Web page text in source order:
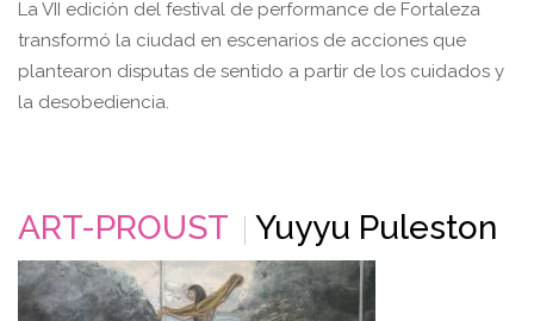
La VII edición del festival de performance de Fortaleza
transformó la ciudad en escenarios de acciones que
plantearon disputas de sentido a partir de los cuidados y
la desobediencia.
ART-PROUST Yuyyu Puleston